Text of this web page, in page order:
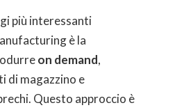
più interessanti
è la
on demand,
di magazzino e
Questo approccio è